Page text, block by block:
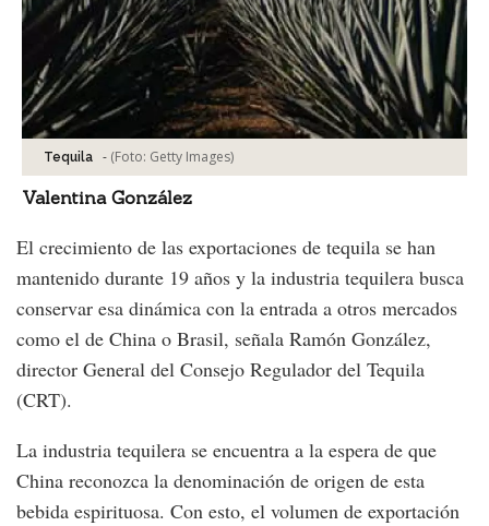
Tequila - (Foto: Getty Images)
Valentina González
El crecimiento de las exportaciones de tequila se han
mantenido durante 19 años y la industria tequilera busca
conservar esa dinámica con la entrada a otros mercados
como el de China o Brasil, señala Ramón González,
director General del Consejo Regulador del Tequila
(CRT).
La industria tequilera se encuentra a la espera de que
China reconozca la denominación de origen de esta
bebida espirituosa. Con esto, el volumen de exportación